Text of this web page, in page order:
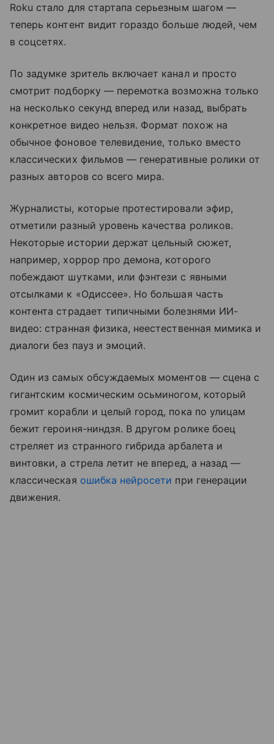
Roku стало для стартапа серьезным шагом —
теперь контент видит гораздо больше людей, чем
в соцсетях.
По задумке зритель включает канал и просто
смотрит подборку — перемотка возможна только
на несколько секунд вперед или назад, выбрать
конкретное видео нельзя. Формат похож на
обычное фоновое телевидение, только вместо
классических фильмов — генеративные ролики от
разных авторов со всего мира.
Журналисты, которые протестировали эфир,
отметили разный уровень качества роликов.
Некоторые истории держат цельный сюжет,
например, хоррор про демона, которого
побеждают шутками, или фэнтези с явными
отсылками к «Одиссее». Но большая часть
контента страдает типичными болезнями ИИ-
видео: странная физика, неестественная мимика и
диалоги без пауз и эмоций.
Один из самых обсуждаемых моментов — сцена с
гигантским космическим осьминогом, который
громит корабли и целый город, пока по улицам
бежит героиня-ниндзя. В другом ролике боец
стреляет из странного гибрида арбалета и
винтовки, а стрела летит не вперед, а назад —
классическая ошибка нейросети при генерации
движения.